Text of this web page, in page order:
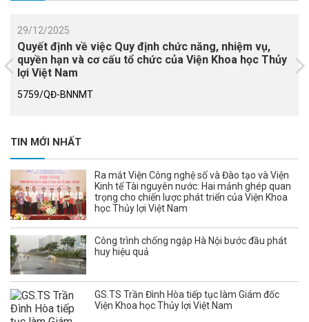
29/12/2025
Quyết định về việc Quy định chức năng, nhiệm vụ,
quyền hạn và cơ cấu tổ chức của Viện Khoa học Thủy
lợi Việt Nam
5759/QĐ-BNNMT
TIN MỚI NHẤT
Ra mắt Viện Công nghệ số và Đào tạo và Viện
Kinh tế Tài nguyên nước: Hai mảnh ghép quan
trọng cho chiến lược phát triển của Viện Khoa
học Thủy lợi Việt Nam
Công trình chống ngập Hà Nội bước đầu phát
huy hiệu quả
GS.TS Trần Đình Hòa tiếp tục làm Giám đốc
Viện Khoa học Thủy lợi Việt Nam